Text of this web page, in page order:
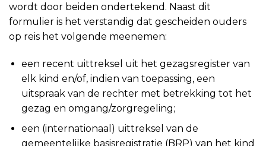
wordt door beiden ondertekend. Naast dit
formulier is het verstandig dat gescheiden ouders
op reis het volgende meenemen:
een recent uittreksel uit het gezagsregister van
elk kind en/of, indien van toepassing, een
uitspraak van de rechter met betrekking tot het
gezag en omgang/zorgregeling;
een (internationaal) uittreksel van de
gemeentelijke basisregistratie (BRP) van het kind